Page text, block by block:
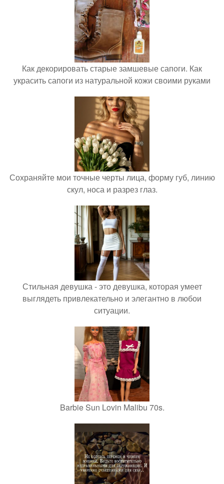
Как декорировать старые замшевые сапоги. Как
украсить сапоги из натуральной кожи своими руками
Сохраняйте мои точные черты лица, форму губ, линию
скул, носа и разрез глаз.
Стильная девушка - это девушка, которая умеет
выглядеть привлекательно и элегантно в любои
ситуации.
Barbie Sun Lovin Malibu 70s.